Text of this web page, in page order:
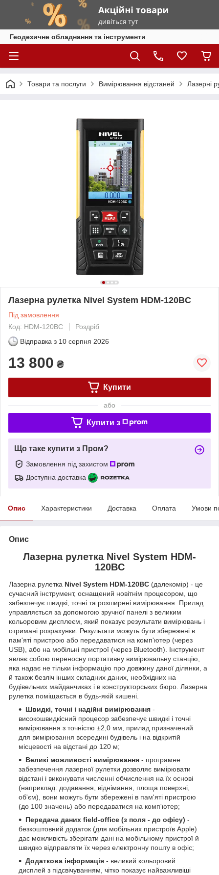
Геодезичне обладнання та інструменти
Товари та послуги Вимірювання відстаней Лазерні
Лазерна рулетка Nivel System HDM-120BC
Під замовлення
Код: HDM-120BC
Роздріб
Відправка з 10 серпня 2026
13 800 ₴
Купити
або
Купити з
Що таке купити з Пром?
Замовлення під захистом
Доступна доставка
Опис Характеристики Доставка Оплата Умови
Опис
Лазерна рулетка Nivel System НDM-
120BC
Лазерна рулетка Nivel System НDM-120BC (далекомір) - це
сучасний інструмент, оснащений новітнім процесором, що
забезпечує швидкі, точні та розширені вимірювання. Прилад
управляється за допомогою зручної панелі з великим
кольоровим дисплеєм, який показує результати вимірювань і
отримані розрахунки. Результати можуть бути збережені в
пам'яті пристрою або передаватися на комп'ютер (через
USB), або на мобільні пристрої (через Bluetooth). Інструмент
являє собою переносну портативну вимірювальну станцію,
яка надає не тільки інформацію про довжину даної ділянки, а
й також безліч інших складних даних, необхідних на
будівельних майданчиках і в конструкторських бюро. Лазерна
рулетка поміщається в будь-якій кишені.
Швидкі, точні і надійні вимірювання -
високошвидкісний процесор забезпечує швидкі і точні
вимірювання з точністю ±2,0 мм, прилад призначений
для вимірювання всередині будівель і на відкритій
місцевості на відстані до 120 м;
Великі можливості вимірювання - програмне
забезпечення лазерної рулетки дозволяє вимірювати
відстані і виконувати численні обчислення на їх основі
(наприклад: додавання, віднімання, площа поверхні,
об'єм), вони можуть бути збережені в пам'яті пристрою
(до 100 значень) або передаватися на комп'ютер;
Передача даних field-office (з поля - до офісу) -
безкоштовний додаток (для мобільних пристроїв Apple)
дає можливість зберігати дані на мобільному пристрої й
швидко відправляти їх через електронну пошту в офіс;
Додаткова інформація - великий кольоровий
дисплей з підсвічуванням, чітко показує найважливіші